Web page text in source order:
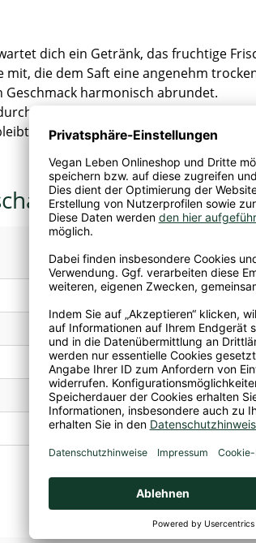
dich ein Getränk, das fruchtige
die dem Saft eine angenehm
harmonisch abrundet.
zu einer Mahlzeit oder als
er angenehm zugänglich und
Wasser, 25% Cranberrysaft
Aroniasaftkonzentrat,
Rauch Fruchtsäfte Deutschland
1 l
Cranberrysaftgetränk
Erdnussfrei, Selleriefrei, Sojafrei
Cranberrysaftgetränk